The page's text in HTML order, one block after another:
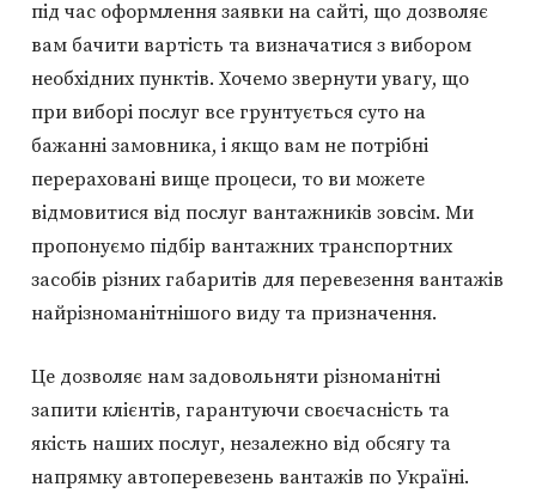
під час оформлення заявки на сайті, що дозволяє
вам бачити вартість та визначатися з вибором
необхідних пунктів. Хочемо звернути увагу, що
при виборі послуг все грунтується суто на
бажанні замовника, і якщо вам не потрібні
перераховані вище процеси, то ви можете
відмовитися від послуг вантажників зовсім. Ми
пропонуємо підбір вантажних транспортних
засобів різних габаритів для перевезення вантажів
найрізноманітнішого виду та призначення.
Це дозволяє нам задовольняти різноманітні
запити клієнтів, гарантуючи своєчасність та
якість наших послуг, незалежно від обсягу та
напрямку автоперевезень вантажів по Україні.